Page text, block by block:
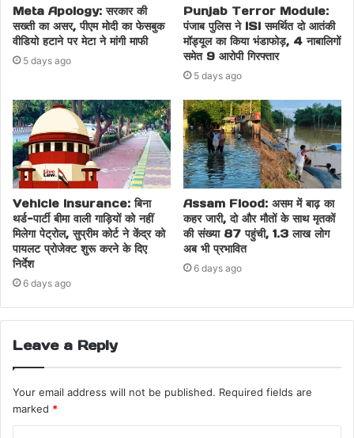
Meta Apology: सरकार की
सख्ती का असर, पीएम मोदी का फेसबुक
वीडियो हटाने पर मेटा ने मांगी माफी
5 days ago
Punjab Terror Module:
पंजाब पुलिस ने ISI समर्थित दो आतंकी
मॉड्यूल का किया भंडाफोड़, 4 नाबालिगों
समेत 9 आरोपी गिरफ्तार
5 days ago
Vehicle Insurance: बिना
थर्ड-पार्टी बीमा वाली गाड़ियों को नहीं
मिलेगा पेट्रोल, सुप्रीम कोर्ट ने केंद्र को
पायलट प्रोजेक्ट शुरू करने के दिए
निर्देश
6 days ago
Assam Flood: असम में बाढ़ का
कहर जारी, दो और मौतों के साथ मृतकों
की संख्या 87 पहुंची, 1.3 लाख लोग
अब भी प्रभावित
6 days ago
Leave a Reply
Your email address will not be published. Required fields are
marked *